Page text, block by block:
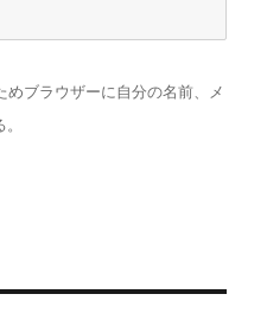
ブラウザーに自分の名前、メ